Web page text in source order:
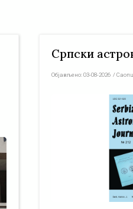
Српски
Објављено:03-08-2026 /